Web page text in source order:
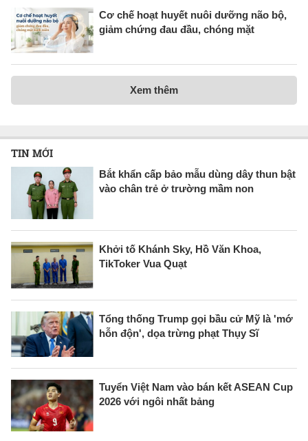
Cơ chế hoạt huyết nuôi dưỡng não bộ,
giảm chứng đau đầu, chóng mặt
Xem thêm
TIN MỚI
Bắt khẩn cấp bảo mẫu dùng dây thun bật
vào chân trẻ ở trường mầm non
Khởi tố Khánh Sky, Hồ Văn Khoa,
TikToker Vua Quạt
Tổng thống Trump gọi bầu cử Mỹ là 'mớ
hỗn độn', dọa trừng phạt Thụy Sĩ
Tuyển Việt Nam vào bán kết ASEAN Cup
2026 với ngôi nhất bảng